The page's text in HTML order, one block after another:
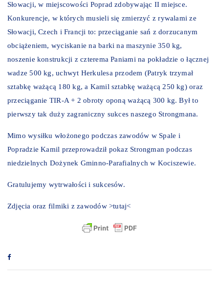
Słowacji, w miejscowości Poprad zdobywając II miejsce.
Konkurencje, w których musieli się zmierzyć z rywalami ze
Słowacji, Czech i Francji to: przeciąganie sań z dorzucanym
obciążeniem, wyciskanie na barki na maszynie 350 kg,
noszenie konstrukcji z czterema Paniami na pokładzie o łącznej
wadze 500 kg, uchwyt Herkulesa przodem (Patryk trzymał
sztabkę ważącą 180 kg, a Kamil sztabkę ważącą 250 kg) oraz
przeciąganie TIR-A + 2 obroty oponą ważącą 300 kg. Był to
pierwszy tak duży zagraniczny sukces naszego Strongmana.
Mimo wysiłku włożonego podczas zawodów w Spale i
Popradzie Kamil przeprowadził pokaz Strongman podczas
niedzielnych Dożynek Gminno-Parafialnych w Kociszewie.
Gratulujemy wytrwałości i sukcesów.
Zdjęcia oraz filmiki z zawodów >tutaj<